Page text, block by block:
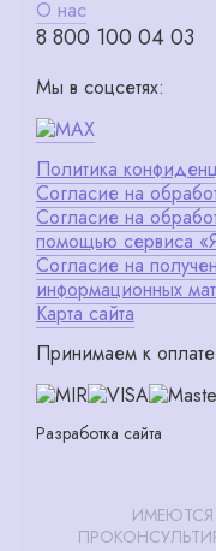
О нас
8 800 100 04 03
Мы в соцсетях:
Политика
Согласие на
Согласие на
помощью сервиса
Согласие на
информационных
Карта сайта
Принимаем к оплате
Разработка сайта